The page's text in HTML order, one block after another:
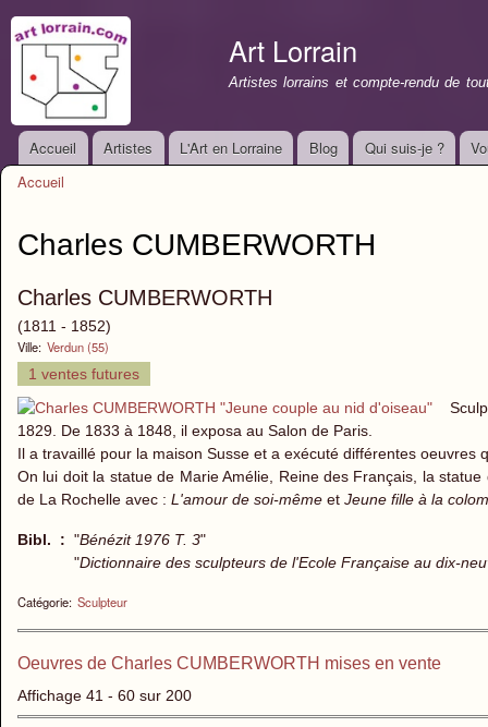
Art Lorrain
Artistes lorrains et compte-rendu de
Menu principal
Accueil Artistes L'Art en Lorraine Blog Qui suis-je ?
Accueil
Charles CUMBERWORTH
Charles CUMBERWORTH
(1811 - 1852)
Ville: Verdun (55)
1 ventes futures
1829. De 1833 à 1848, il exposa au Salon de Paris.
Il a travaillé pour la maison Susse et a exécuté différentes oeuvres
On lui doit la statue de Marie Amélie, Reine des Français, la
de La Rochelle avec : L'amour de soi-même et Jeune fille à la
Bibl. : "Bénézit 1976 T. 3"
"Dictionnaire des sculpteurs de l'Ecole Française au dix-
Catégorie: Sculpteur
Oeuvres de Charles CUMBERWORTH mises en vente
Affichage 41 - 60 sur 200